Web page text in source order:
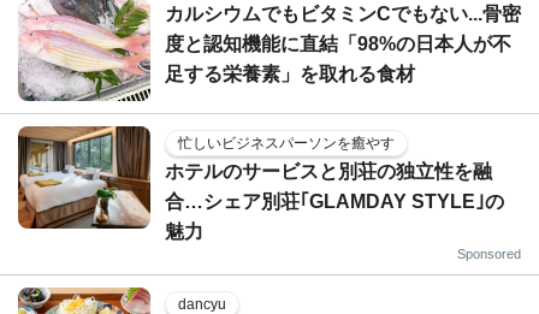
カルシウムでもビタミンCでもない...骨密
度と認知機能に直結「98%の日本人が不
足する栄養素」を取れる食材
忙しいビジネスパーソンを癒やす
ホテルのサービスと別荘の独立性を融
合…シェア別荘｢GLAMDAY STYLE｣の
魅力
Sponsored
dancyu